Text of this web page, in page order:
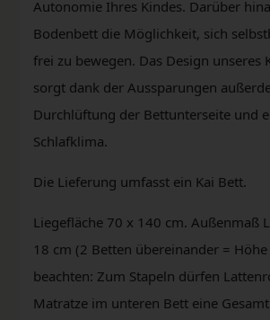
Autonomie Ihres Kindes. Darüber
Bodenbett die Möglichkeit, sich
frei zu bewegen. Das Design unseres
sorgt dank der Aussparungen
Durchlüftung der Bettunterseite und
Schlafklima.
Die Lieferung umfasst ein Kai Bett.
Liegefläche 70 x 140 cm. Außenmaß
18 cm (2 Betten übereinander =
beachten: Zum Stapeln dürfen
Matratze im unteren Bett eine